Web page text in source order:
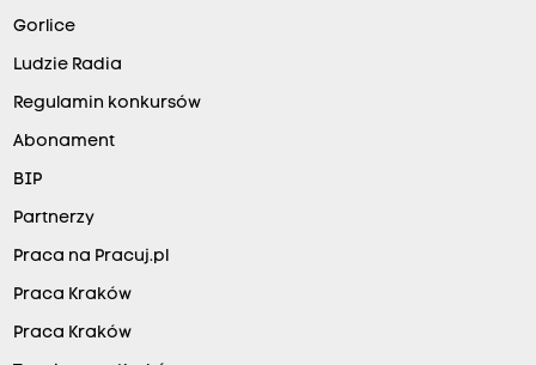
Gorlice
Ludzie Radia
Regulamin konkursów
Abonament
BIP
Partnerzy
Praca na Pracuj.pl
Praca Kraków
Praca Kraków